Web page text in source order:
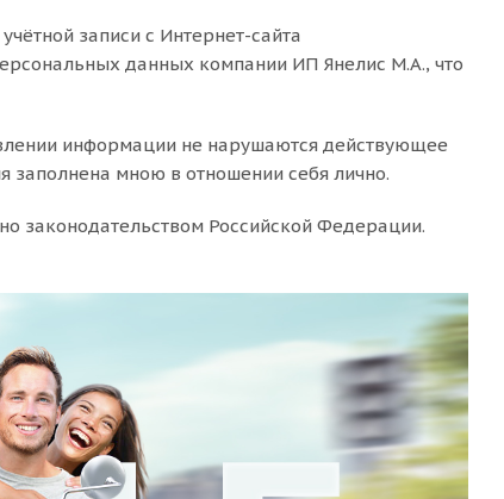
записи с Интернет-сайта
данных компании ИП Янелис М.А., что
информации не нарушаются действующее
заполнена мною в отношении себя лично.
законодательством Российской Федерации.